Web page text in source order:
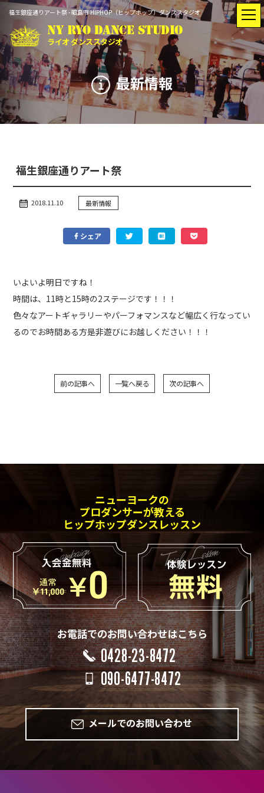
トップ 最新情報
レッスン
スケジュール
スタジオ
Q&A 動画紹介
フォト
お電話でのお問い合わせはこちら
福生銀座通りアート祭 - 昭島市 HIPHOP（ヒップホップ）ダンススタジオ
NY RYO DANCE STUDIO
ライオ ダンススタジオ
最新情報
福生銀座通りアート祭
2018.11.10 最新情報
シェア
いよいよ明日ですね！
時間は、11時と15時の2ステージです！！！
色々なアートギャラリーやパーフォマンスなど幅広く行なってい
るのでお時間ある方是非遊びにお越しください！！！
前の記事へ 一覧へ戻る 次の記事へ
ニューヨークの
プロダンサーが教える
ヒップホップダンスレッスン
お電話でのお問い合わせはこちら
0428-23-8472
090-6477-8472
メールでのお問い合わせ